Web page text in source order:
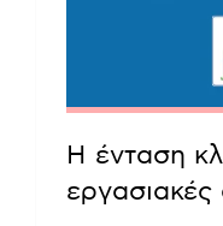
Η ένταση